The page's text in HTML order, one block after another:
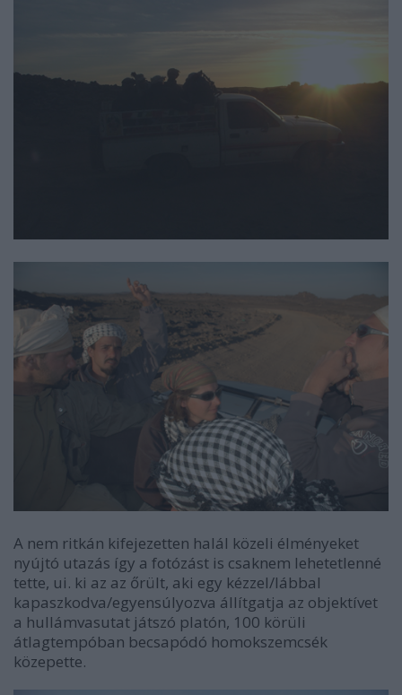
A nem ritkán kifejezetten halál közeli élményeket
nyújtó utazás így a fotózást is csaknem lehetetlenné
tette, ui. ki az az őrült, aki egy kézzel/lábbal
kapaszkodva/egyensúlyozva állítgatja az objektívet
a hullámvasutat játszó platón, 100 körüli
átlagtempóban becsapódó homokszemcsék
közepette.